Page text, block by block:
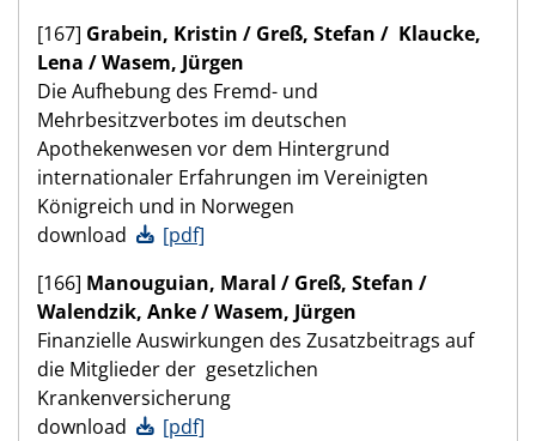
[167] Grabein, Kristin / Greß, Stefan / Klaucke,
Lena / Wasem, Jürgen
Die Aufhebung des Fremd- und
Mehrbesitzverbotes im deutschen
Apothekenwesen vor dem Hintergrund
internationaler Erfahrungen im Vereinigten
Königreich und in Norwegen
download
[pdf]
[166] Manouguian, Maral / Greß, Stefan /
Walendzik, Anke/ Wasem, Jürgen
Finanzielle Auswirkungen des Zusatzbeitrags auf
die Mitglieder der gesetzlichen
Krankenversicherung
download
[pdf]